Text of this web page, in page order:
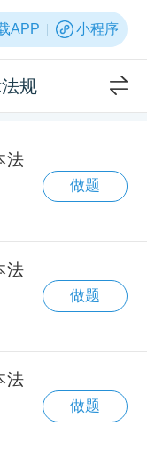
APP 小程序
规
法
做题
法
做题
法
做题